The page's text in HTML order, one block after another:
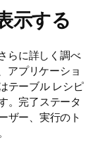
示する
らに詳しく調べ
アプリケーショ
テーブル レシピ
。完了ステータ
ザー、実行のト